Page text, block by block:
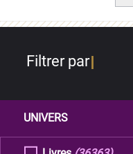
Filtrer par
UNIVERS